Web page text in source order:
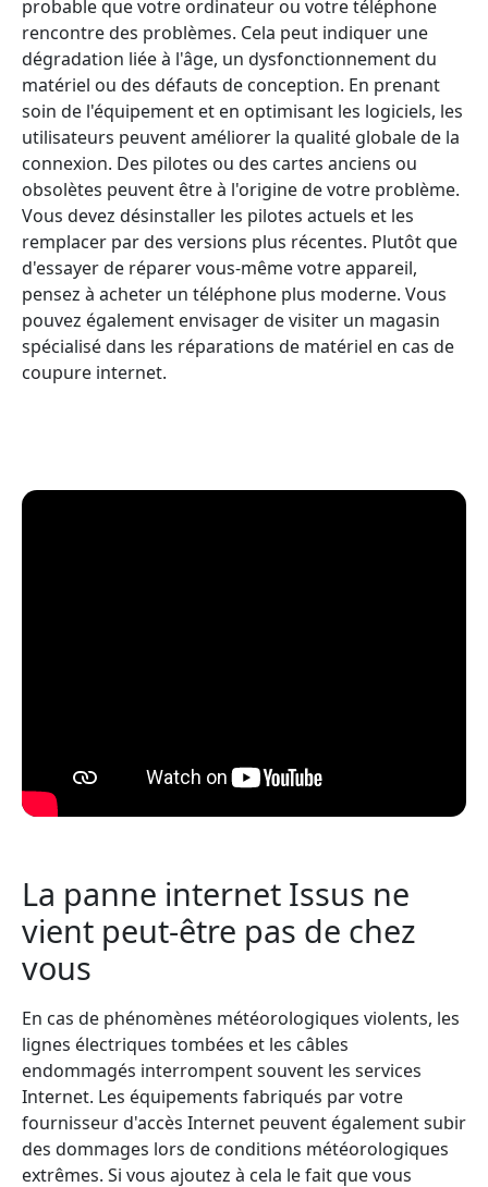
probable que votre ordinateur ou votre téléphone
rencontre des problèmes. Cela peut indiquer une
dégradation liée à l'âge, un dysfonctionnement du
matériel ou des défauts de conception. En prenant
soin de l'équipement et en optimisant les logiciels, les
utilisateurs peuvent améliorer la qualité globale de la
connexion. Des pilotes ou des cartes anciens ou
obsolètes peuvent être à l'origine de votre problème.
Vous devez désinstaller les pilotes actuels et les
remplacer par des versions plus récentes. Plutôt que
d'essayer de réparer vous-même votre appareil,
pensez à acheter un téléphone plus moderne. Vous
pouvez également envisager de visiter un magasin
spécialisé dans les réparations de matériel en cas de
coupure internet.
La panne internet Issus ne
vient peut-être pas de chez
vous
En cas de phénomènes météorologiques violents, les
lignes électriques tombées et les câbles
endommagés interrompent souvent les services
Internet. Les équipements fabriqués par votre
fournisseur d'accès Internet peuvent également subir
des dommages lors de conditions météorologiques
extrêmes. Si vous ajoutez à cela le fait que vous